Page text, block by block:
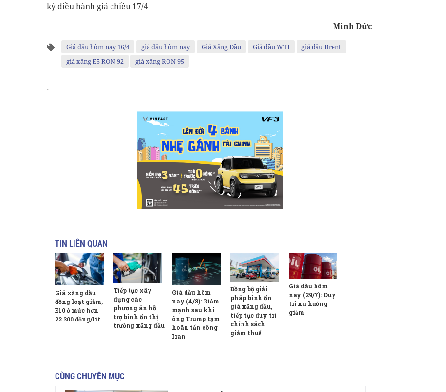
kỳ điều hành giá chiều 17/4.
Minh Đức
Giá dầu hôm nay 16/4 giá dầu hôm nay Giá Xăng Dầu Giá dầu WTI
giá dầu Brent
giá xăng E5 RON 92
giá xăng RON 95
TIN LIÊN QUAN
Giá xăng dầu
đồng loạt giảm,
E10 ở mức hơn
22.300 đồng/lít
Tiếp tục xây
dựng các
phương án hỗ
trợ bình ổn thị
trường xăng dầu
Giá dầu hôm
nay (4/8): Giảm
mạnh sau khi
ông Trump tạm
hoãn tấn công
Iran
Đồng bộ giải
pháp bình ổn
giá xăng dầu,
tiếp tục duy trì
chính sách
giảm thuế
Giá dầu hôm
nay (29/7): Duy
trì xu hướng
giảm
CÙNG CHUYÊN MỤC